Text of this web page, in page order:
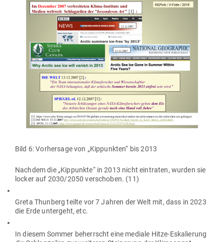
Bild 6: Vor­hersage von „Kip­punkten“ bis 2013
Nachdem die „Kip­punkte“ in 2013 nicht ein­traten, wurden sie
locker auf 2030/2050 ver­schoben. (11)
Greta Thunberg teilte vor 7 Jahren der Welt mit, dass in 2023
die Erde untergeht, etc.
In diesem Sommer beherrscht eine mediale Hitze-Eska­lierung